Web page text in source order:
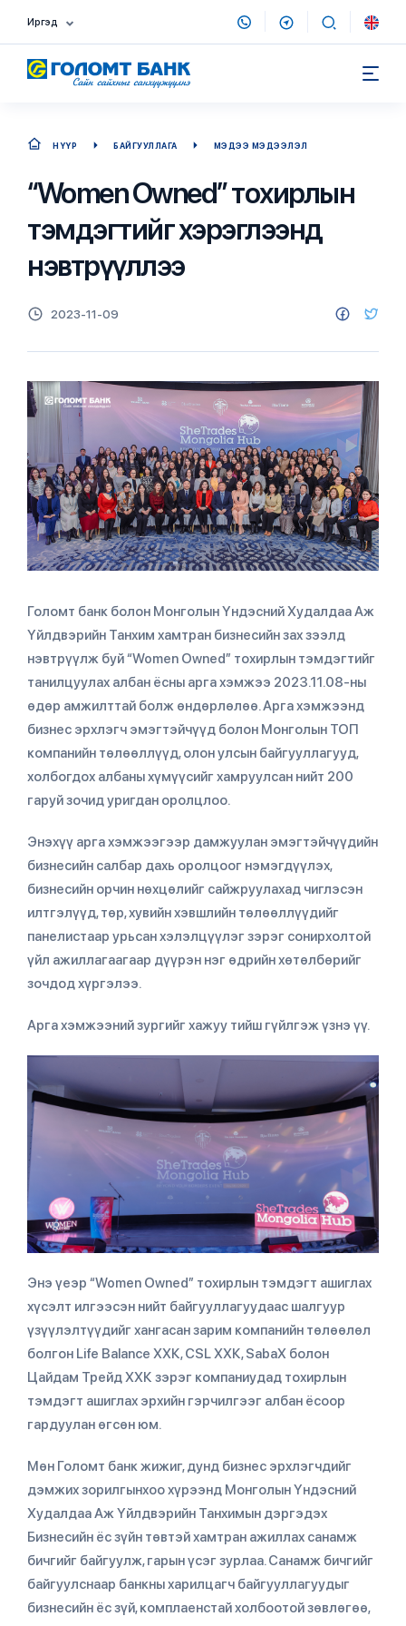
Иргэд
НҮҮР БАЙГУУЛЛАГА МЭДЭЭ МЭДЭЭЛЭЛ
“Women Owned” тохирлын
тэмдэгтийг хэрэглээнд
нэвтрүүллээ
2023-11-09
Голомт банк болон Монголын Үндэсний Худалдаа Аж
Үйлдвэрийн Танхим хамтран бизнесийн зах зээлд
нэвтрүүлж буй “Women Owned” тохирлын тэмдэгтийг
танилцуулах албан ёсны арга хэмжээ 2023.11.08-ны
өдөр амжилттай болж өндөрлөлөө. Арга хэмжээнд
бизнес эрхлэгч эмэгтэйчүүд болон Монголын ТОП
компанийн төлөөллүүд, олон улсын байгууллагууд,
холбогдох албаны хүмүүсийг хамруулсан нийт 200
гаруй зочид уригдан оролцлоо.
Энэхүү арга хэмжээгээр дамжуулан эмэгтэйчүүдийн
бизнесийн салбар дахь оролцоог нэмэгдүүлэх,
бизнесийн орчин нөхцөлийг сайжруулахад чиглэсэн
илтгэлүүд, төр, хувийн хэвшлийн төлөөллүүдийг
панелистаар урьсан хэлэлцүүлэг зэрэг сонирхолтой
үйл ажиллагаагаар дүүрэн нэг өдрийн хөтөлбөрийг
зочдод хүргэлээ.
Арга хэмжээний зургийг хажуу тийш гүйлгэж үзнэ үү.
Энэ үеэр “Women Owned” тохирлын тэмдэгт ашиглах
хүсэлт илгээсэн нийт байгууллагуудаас шалгуур
үзүүлэлтүүдийг хангасан зарим компанийн төлөөлөл
болгон Life Balance ХХК, CSL ХХК, SabaX болон
Цайдам Трейд ХХК зэрэг компаниудад тохирлын
тэмдэгт ашиглах эрхийн гэрчилгээг албан ёсоор
гардуулан өгсөн юм.
Мөн Голомт банк жижиг, дунд бизнес эрхлэгчдийг
дэмжих зорилгынхоо хүрээнд Монголын Үндэсний
Худалдаа Аж Үйлдвэрийн Танхимын дэргэдэх
Бизнесийн ёс зүйн төвтэй хамтран ажиллах санамж
бичгийг байгуулж, гарын үсэг зурлаа. Санамж бичгийг
байгуулснаар банкны харилцагч байгууллагуудыг
бизнесийн ёс зүй, комплаенстай холбоотой зөвлөгөө,